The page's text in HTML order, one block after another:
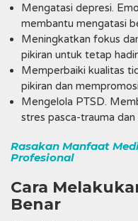
Mengatasi depresi.
membantu mengatasi
Meningkatkan fokus
pikiran untuk tetap
Memperbaiki kualitas
pikiran dan
Mengelola PTSD.
stres pasca-trauma
Rasakan Manfaat
Profesional
Cara
Benar